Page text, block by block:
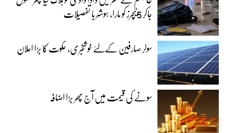
جاکر 5ٹیچرز کو مارا، ہوشربا تفصیلات
سولر صارفین کےلئے خوشخبری، حکوت کا بڑا اعلان
سونے کی قیمت میں آج پھر بڑا اضافہ